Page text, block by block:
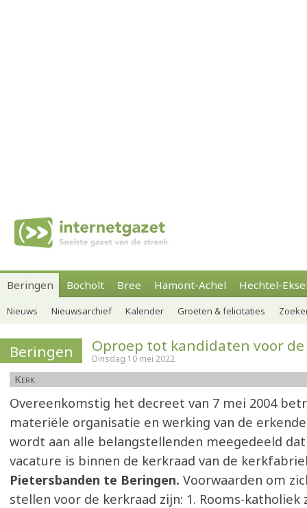
Beringen Bocholt Bree Hamont-Achel Hechtel-
Nieuws Nieuwsarchief Kalender Groeten & felicitaties
Beringen Oproep tot kandidaten voor
Dinsdag 10 mei 2022
Kerk
Overeenkomstig het decreet van 7 mei 2004
materiële organisatie en werking van de
wordt aan alle belangstellenden meegedeeld
vacature is binnen de kerkraad van de
Pietersbanden te Beringen. Voorwaarden om
stellen voor de kerkraad zijn: 1. Rooms-katholiek